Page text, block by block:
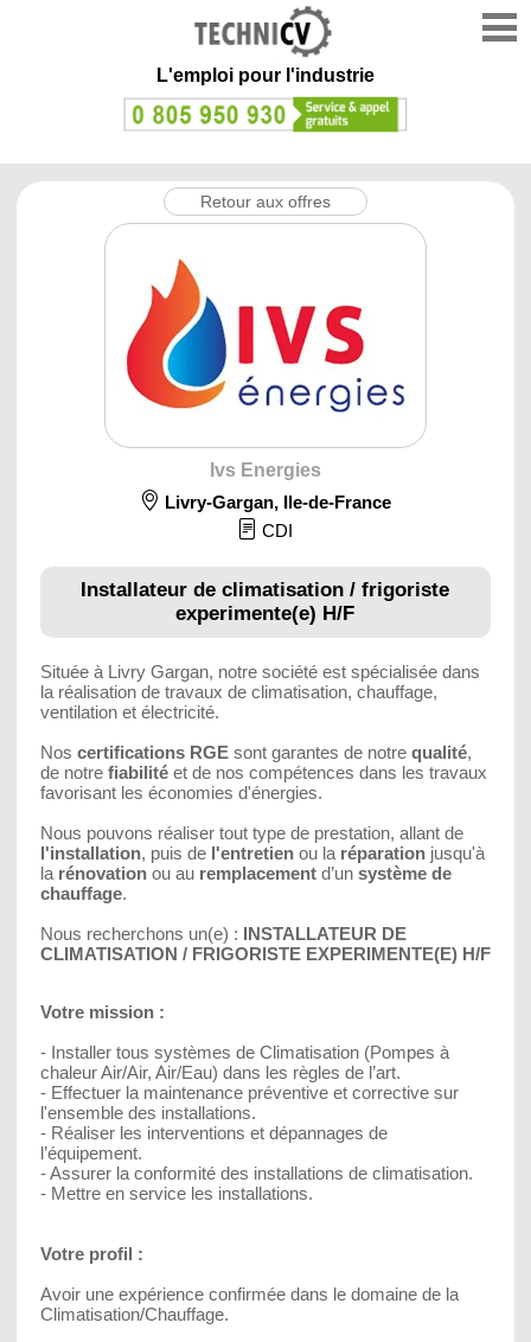
L'emploi pour l'industrie
Retour aux offres
Ivs Energies
Livry-Gargan, Ile-de-France
CDI
Installateur de climatisation / frigoriste
experimente(e) H/F
Située à Livry Gargan, notre société est spécialisée dans
la réalisation de travaux de climatisation, chauffage,
ventilation et électricité.
Nos certifications RGEsont garantes de notre qualité,
de notre fiabilitéet de nos compétences dans les travaux
favorisant les économies d'énergies.
Nous pouvons réaliser tout type de prestation, allant de
l'installation, puis de l'entretienou la réparationjusqu'à
la rénovationou au remplacementd’un système de
chauffage.
Nous recherchons un(e) : INSTALLATEUR DE
CLIMATISATION / FRIGORISTE EXPERIMENTE(E) H/F
Votre mission :
- Installer tous systèmes de Climatisation (Pompes à
chaleur Air/Air, Air/Eau) dans les règles de l’art.
- Effectuer la maintenance préventive et corrective sur
l'ensemble des installations.
- Réaliser les interventions et dépannages de
l’équipement.
- Assurer la conformité des installations de climatisation.
- Mettre en service les installations.
Votre profil :
Avoir une expérience confirmée dans le domaine de la
Climatisation/Chauffage.